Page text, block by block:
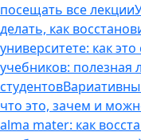
посещать все лекции
делать, как
университете: как это
учебников: полезная
студентов
что это, зачем и
alma mater: как